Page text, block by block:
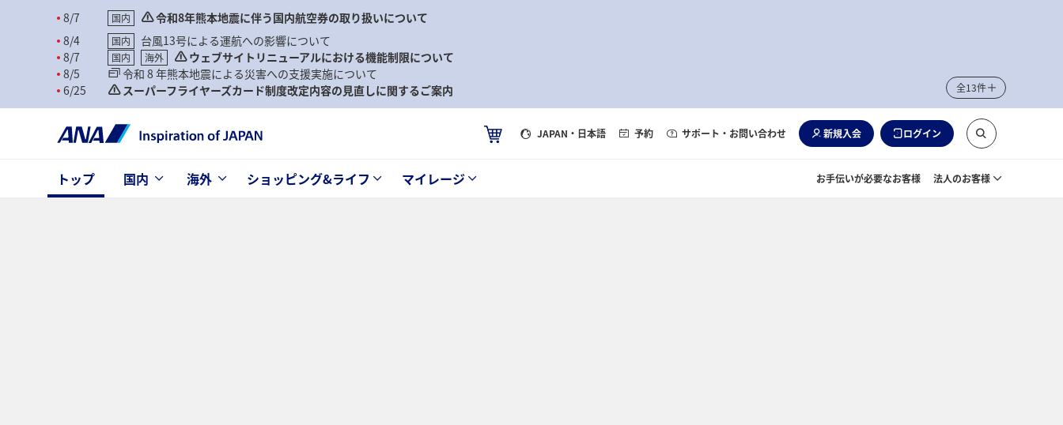
8/7 国内
令和8年熊本地震に伴う国内航空券の取り扱いについて
8/4
国内
台風13号による運航への影響について
8/7
国内 海外
ウェブサイトリニューアルにおける機能制限について
8/5
令和 8 年熊本地震による災害への支援実施について
6/25
スーパーフライヤーズカード制度改定内容の見直しに関するご案内 全13件
JAPAN ・日本語 予約 サポート・お問い合わせ 新規入会 ログイン
トップ 国内 海外 ショッピング&ライフ マイレージ お手伝いが必要なお客様 法人のお客様